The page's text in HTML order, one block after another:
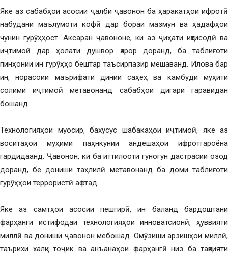
Яке аз сабабҳои асосии ҷалби ҷавонон ба ҳаракатҳои ифротӣ
набудани маълумоти кофӣ дар бораи мазмун ва ҳадафҳои
чунин гурӯҳҳост. Аксаран ҷавононе, ки аз ҷиҳати иқтисодӣ ва
иҷтимоӣ дар ҳолати душвор қарор доранд, ба таблиғоти
пинҳонии ин гурӯҳҳо бештар таъсирпазир мешаванд. Илова бар
ин, норасоии маърифати динии саҳеҳ ва камбуди муҳити
солими иҷтимоӣ метавонанд сабабҳои дигари гаравидан
бошанд.
Технологияҳои муосир, бахусус шабакаҳои иҷтимоӣ, яке аз
воситаҳои муҳими паҳнкунии андешаҳои ифротгароёна
гардидаанд. Ҷавонон, ки ба иттилооти гуногун дастрасии озод
доранд, бе дониши таҳлилӣ метавонанд ба доми таблиғоти
гурӯҳҳои террористӣ афтад.
Яке аз самтҳои асосии пешгирӣ, ин баланд бардоштани
фарҳанги истифодаи технологияҳои инноватсионӣ, ҳуввияти
миллӣ ва дониши ҷавонон мебошад. Омӯзиши арзишҳои миллӣ,
таърихи халқи тоҷик ва анъанаҳои фарҳангӣ низ ба тақвияти